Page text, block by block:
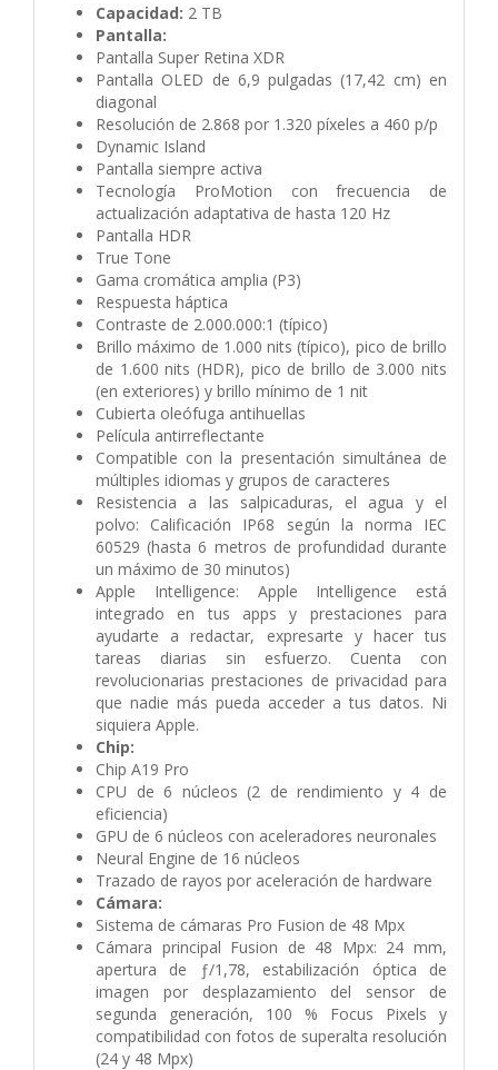
Capacidad: 2 TB
Pantalla:
Pantalla Super Retina XDR
Pantalla OLED de 6,9 pulgadas (17,42 cm) en
diagonal
Resolución de 2.868 por 1.320 píxeles a 460 p/p
Dynamic Island
Pantalla siempre activa
Tecnología ProMotion con frecuencia de
actualización adaptativa de hasta 120 Hz
Pantalla HDR
True Tone
Gama cromática amplia (P3)
Respuesta háptica
Contraste de 2.000.000:1 (típico)
Brillo máximo de 1.000 nits (típico), pico de brillo
de 1.600 nits (HDR), pico de brillo de 3.000 nits
(en exteriores) y brillo mínimo de 1 nit
Cubierta oleófuga antihuellas
Película antirreflectante
Compatible con la presentación simultánea de
múltiples idiomas y grupos de caracteres
Resistencia a las salpicaduras, el agua y el
polvo: Calificación IP68 según la norma IEC
60529 (hasta 6 metros de profundidad durante
un máximo de 30 minutos)
Apple Intelligence: Apple Intelligence está
integrado en tus apps y prestaciones para
ayudarte a redactar, expresarte y hacer tus
tareas diarias sin esfuerzo. Cuenta con
revolucionarias prestaciones de privacidad para
que nadie más pueda acceder a tus datos. Ni
siquiera Apple.
Chip:
Chip A19 Pro
CPU de 6 núcleos (2 de rendi­miento y 4 de
eficiencia)
GPU de 6 núcleos con aceleradores neuronales
Neural Engine de 16 núcleos
Trazado de rayos por aceleración de hardware
Cámara:
Sistema de cámaras Pro Fusion de 48 Mpx
Cámara principal Fusion de 48 Mpx: 24 mm,
apertura de ƒ/1,78, estabilización óptica de
imagen por desplazamiento del sensor de
segunda generación, 100 % Focus Pixels y
compati­bilidad con fotos de superalta resolución
(24 y 48 Mpx)